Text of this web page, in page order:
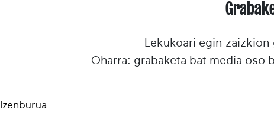
Lekukoari egin zaizkion
Oharra: grabaketa bat media oso
Izenburua